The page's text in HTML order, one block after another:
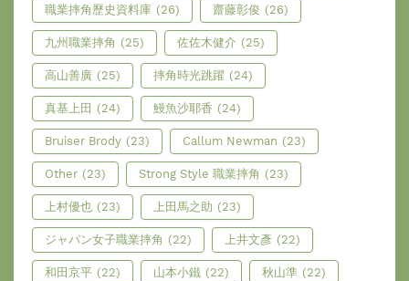
職業摔角歷史資料庫 (26) 齋藤彰俊 (26)
九州職業摔角 (25) 佐佐木健介 (25)
高山善廣 (25) 摔角時光跳躍 (24)
真基上田 (24) 鰻魚沙耶香 (24)
Bruiser Brody (23) Callum Newman (23)
Other (23) Strong Style 職業摔角 (23)
上村優也 (23) 上田馬之助 (23)
ジャパン女子職業摔角 (22) 上井文彥 (22)
和田京平 (22) 山本小鐵 (22) 秋山準 (22)